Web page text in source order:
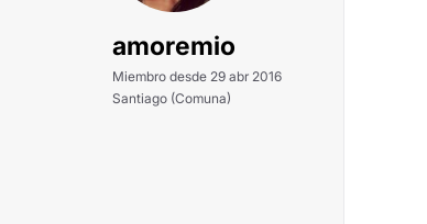
amoremio
Miembro desde 29 abr 2016
Santiago (Comuna)